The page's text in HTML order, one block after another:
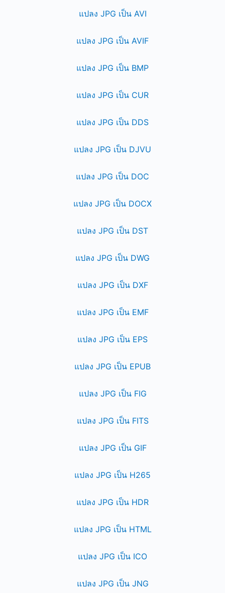
แปลง JPG เป็น AVI
แปลง JPG เป็น AVIF
แปลง JPG เป็น BMP
แปลง JPG เป็น CUR
แปลง JPG เป็น DDS
แปลง JPG เป็น DJVU
แปลง JPG เป็น DOC
แปลง JPG เป็น DOCX
แปลง JPG เป็น DST
แปลง JPG เป็น DWG
แปลง JPG เป็น DXF
แปลง JPG เป็น EMF
แปลง JPG เป็น EPS
แปลง JPG เป็น EPUB
แปลง JPG เป็น FIG
แปลง JPG เป็น FITS
แปลง JPG เป็น GIF
แปลง JPG เป็น H265
แปลง JPG เป็น HDR
แปลง JPG เป็น HTML
แปลง JPG เป็น ICO
แปลง JPG เป็น JNG